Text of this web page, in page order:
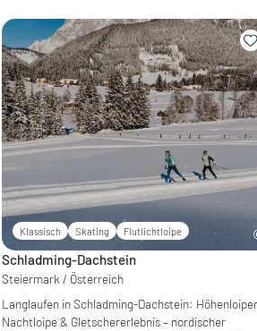
Klassisch Skating Flutlichtloipe
Schladming-Dachstein
Steiermark / Österreich
Langlaufen in Schladming-Dachstein:
Nachtloipe & Gletschererlebnis – nordischer